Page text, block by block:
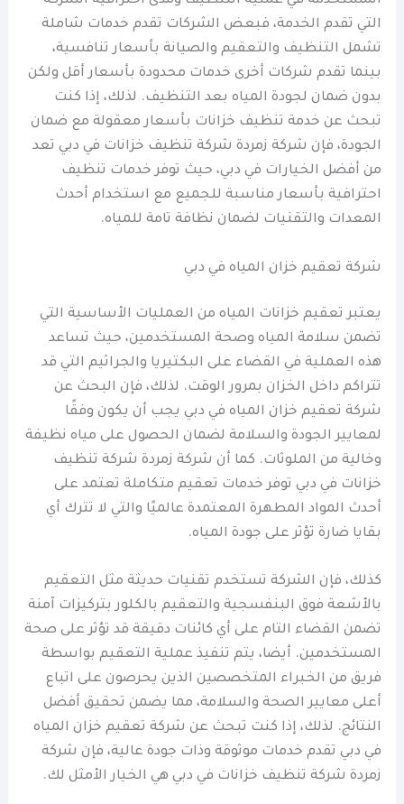
التي تقدم الخدمة، فبعض الشركات تقدم خدمات شاملة
تشمل التنظيف والتعقيم والصيانة بأسعار تنافسية،
بينما تقدم شركات أخرى خدمات محدودة بأسعار أقل ولكن
بدون ضمان لجودة المياه بعد التنظيف. لذلك، إذا كنت
تبحث عن خدمة تنظيف خزانات بأسعار معقولة مع ضمان
الجودة، فإن شركة زمردة شركة تنظيف خزانات في دبي تعد
من أفضل الخيارات في دبي، حيث توفر خدمات تنظيف
احترافية بأسعار مناسبة للجميع مع استخدام أحدث
المعدات والتقنيات لضمان نظافة تامة للمياه.
شركة تعقيم خزان المياه في دبي
يعتبر تعقيم خزانات المياه من العمليات الأساسية التي
تضمن سلامة المياه وصحة المستخدمين، حيث تساعد
هذه العملية في القضاء على البكتيريا والجراثيم التي قد
تتراكم داخل الخزان بمرور الوقت. لذلك، فإن البحث عن
شركة تعقيم خزان المياه في دبي يجب أن يكون وفقًا
لمعايير الجودة والسلامة لضمان الحصول على مياه نظيفة
وخالية من الملوثات. كما أن شركة زمردة شركة تنظيف
خزانات في دبي توفر خدمات تعقيم متكاملة تعتمد على
أحدث المواد المطهرة المعتمدة عالميًا والتي لا تترك أي
بقايا ضارة تؤثر على جودة المياه.
كذلك، فإن الشركة تستخدم تقنيات حديثة مثل التعقيم
بالأشعة فوق البنفسجية والتعقيم بالكلور بتركيزات آمنة
تضمن القضاء التام على أي كائنات دقيقة قد تؤثر على صحة
المستخدمين. أيضا، يتم تنفيذ عملية التعقيم بواسطة
فريق من الخبراء المتخصصين الذين يحرصون على اتباع
أعلى معايير الصحة والسلامة، مما يضمن تحقيق أفضل
النتائج. لذلك، إذا كنت تبحث عن شركة تعقيم خزان المياه
في دبي تقدم خدمات موثوقة وذات جودة عالية، فإن شركة
زمردة شركة تنظيف خزانات في دبي هي الخيار الأمثل لك.